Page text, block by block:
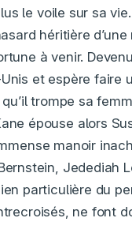
le voile sur sa vie.
héritière d’une
à venir.
et espère faire
trompe sa
épouse alors
manoir
Jedediah
particulière du
ne font